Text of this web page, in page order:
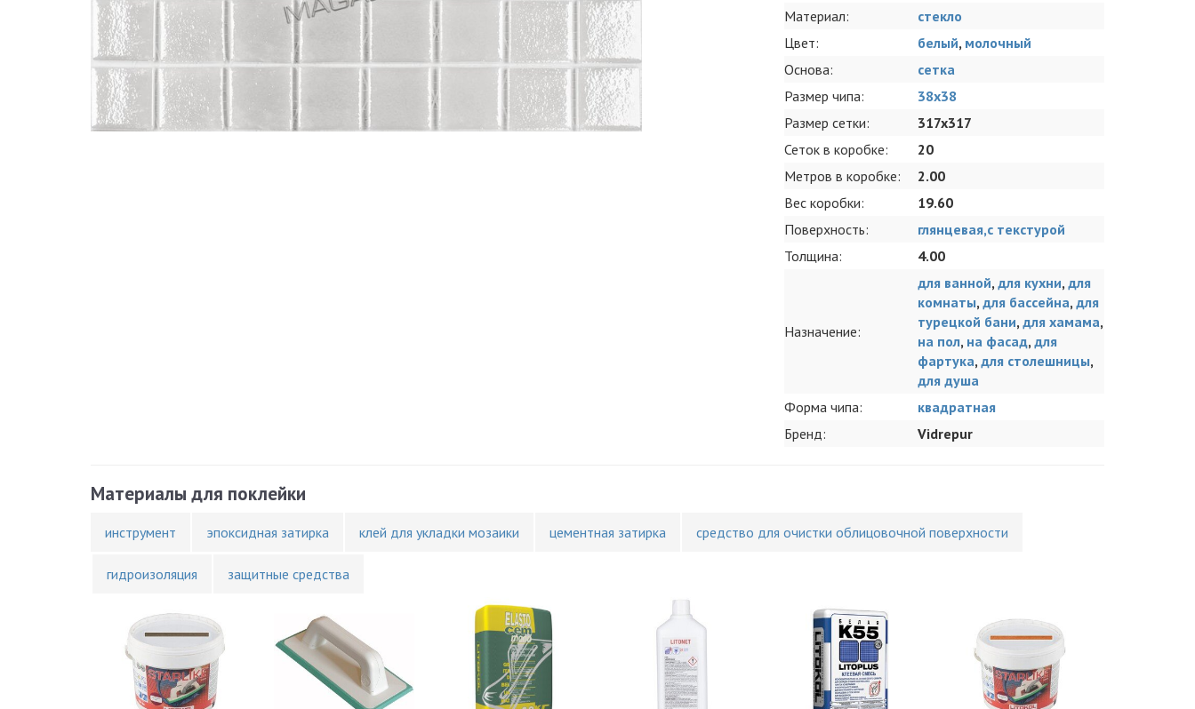
Материал:
стекло
Цвет:
белый, молочный
Основа:
сетка
Размер чипа:
38x38
Размер сетки:
317x317
Сеток в коробке:
20
Метров в коробке:
2.00
Вес коробки:
19.60
Поверхность:
глянцевая,с текстурой
Толщина:
4.00
Назначение:
для ванной, для кухни, для
комнаты, для бассейна, для
турецкой бани, для хамама,
на пол, на фасад, для
фартука, для столешницы,
для душа
Форма чипа:
квадратная
Бренд:
Vidrepur
Материалы для поклейки
инструмент эпоксидная затирка клей для укладки мозаики цементная затирка средство для очистки облицовочной поверхности
гидроизоляция защитные средства